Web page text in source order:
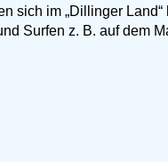
sich im „Dillinger
Surfen z. B. auf dem